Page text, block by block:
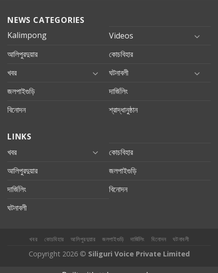
NEWS CATEGORIES
Kalimpong
Videos
আলিপুরদুয়ার
কোচবিহার
খবর
ঘটনাবলী
জলপাইগুড়ি
দার্জিলিং
বিনোদন
শ্রাদ্ধানুষ্ঠান
LINKS
খবর
কোচবিহার
আলিপুরদুয়ার
জলপাইগুড়ি
দার্জিলিং
বিনোদন
ঘটনাবলী
খবর কোচবিহার আলিপুরদুয়ার জলপাইগুড়ি দার্জিলিং বিনোদন ঘটনাবলী
Copyright 2026 © Siliguri Voice Private Limited